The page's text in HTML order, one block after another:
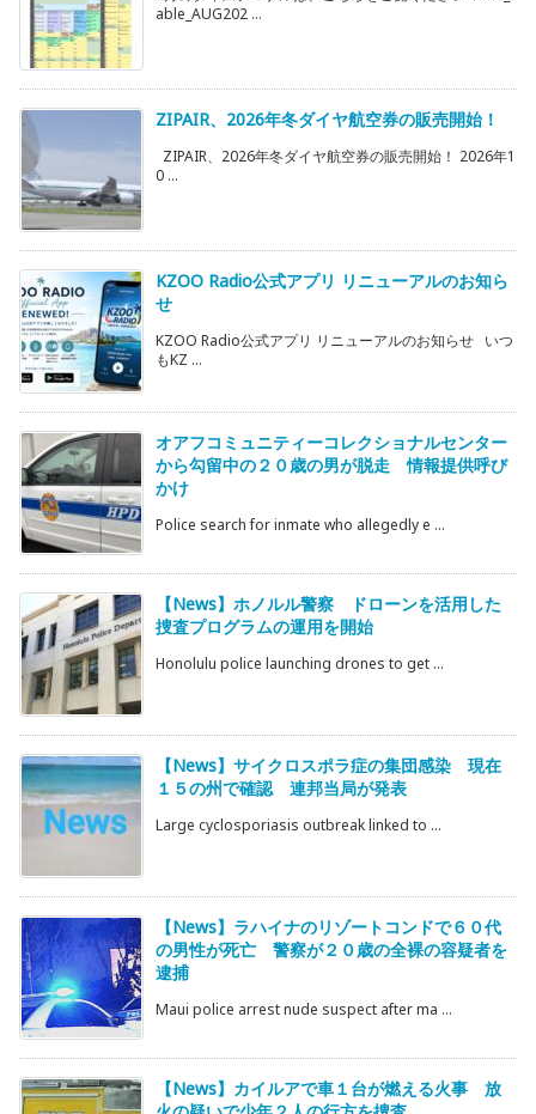
able_AUG202 ...
ZIPAIR、2026年冬ダイヤ航空券の販売開始！
ZIPAIR、2026年冬ダイヤ航空券の販売開始！ 2026年1
0 ...
KZOO Radio公式アプリ リニューアルのお知ら
せ
KZOO Radio公式アプリ リニューアルのお知らせ いつ
もKZ ...
オアフコミュニティーコレクショナルセンター
から勾留中の２０歳の男が脱走 情報提供呼び
かけ
Police search for inmate who allegedly e ...
【News】ホノルル警察 ドローンを活用した
捜査プログラムの運用を開始
Honolulu police launching drones to get ...
【News】サイクロスポラ症の集団感染 現在
１５の州で確認 連邦当局が発表
Large cyclosporiasis outbreak linked to ...
【News】ラハイナのリゾートコンドで６０代
の男性が死亡 警察が２０歳の全裸の容疑者を
逮捕
Maui police arrest nude suspect after ma ...
【News】カイルアで車１台が燃える火事 放